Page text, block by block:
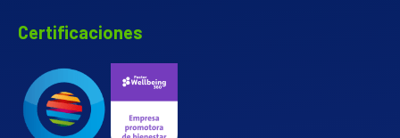
Certificaciones